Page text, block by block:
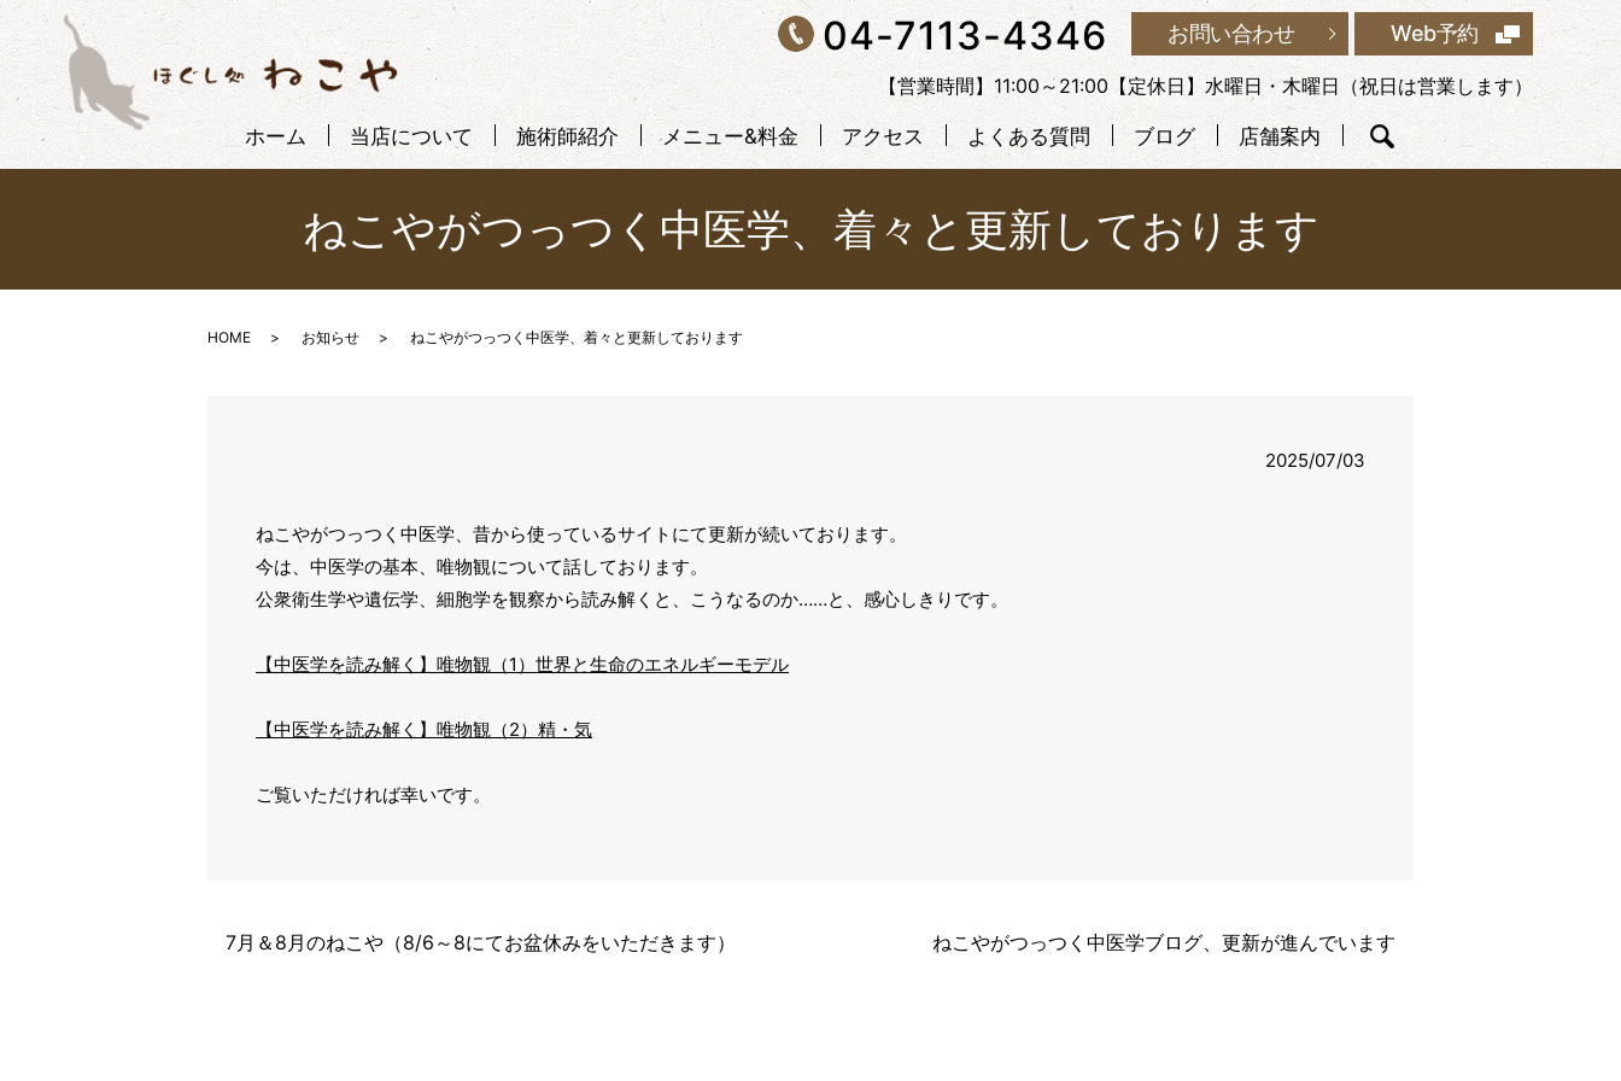
04-7113-4346 お問い合わせ Web予約
【営業時間】11:00～21:00【定休日】水曜日・木曜日（祝日は営業します）
ホーム 当店について 施術師紹介 メニュー&料金 アクセス よくある質問 ブログ 店舗案内 search
ねこやがつっつく中医学、着々と更新しております
HOME お知らせ ねこやがつっつく中医学、着々と更新しております
2025/07/03
ねこやがつっつく中医学、昔から使っているサイトにて更新が続いております。
今は、中医学の基本、唯物観について話しております。
公衆衛生学や遺伝学、細胞学を観察から読み解くと、こうなるのか……と、感心しきりです。
【中医学を読み解く】唯物観（1）世界と生命のエネルギーモデル
【中医学を読み解く】唯物観（2）精・気
ご覧いただければ幸いです。
7月＆8月のねこや（8/6～8にてお盆休みをいただきます） ねこやがつっつく中医学ブログ、更新が進んでいます